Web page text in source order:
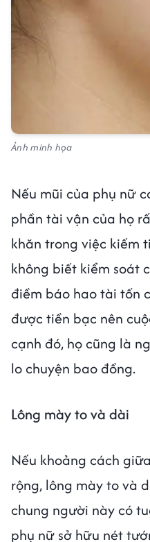
Ảnh minh họa
Nếu mũi của phụ nữ
phần tài vận của họ
khăn trong việc kiếm
không biết kiểm soát
điềm báo hao tài tốn
được tiền bạc nên
cạnh đó, họ cũng là
lo chuyện bao đồng.
Lông mày to và dài
Nếu khoảng cách
rộng, lông mày to và
chung người này có
phụ nữ sở hữu nét